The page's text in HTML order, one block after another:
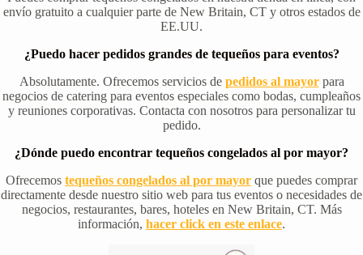
envío gratuito a cualquier parte de New Britain, CT y otros estados de
EE.UU.
¿Puedo hacer pedidos grandes de tequeños para eventos?
Absolutamente. Ofrecemos servicios de pedidos al mayorpara
negocios de catering para eventos especiales como bodas, cumpleaños
y reuniones corporativas. Contacta con nosotros para personalizar tu
pedido.
¿Dónde puedo encontrar tequeños congelados al por mayor?
Ofrecemos tequeños congelados al por mayor que puedes comprar
directamente desde nuestro sitio web para tus eventos o necesidades de
negocios, restaurantes, bares, hoteles en New Britain, CT. Más
información, hacer click en este enlace.